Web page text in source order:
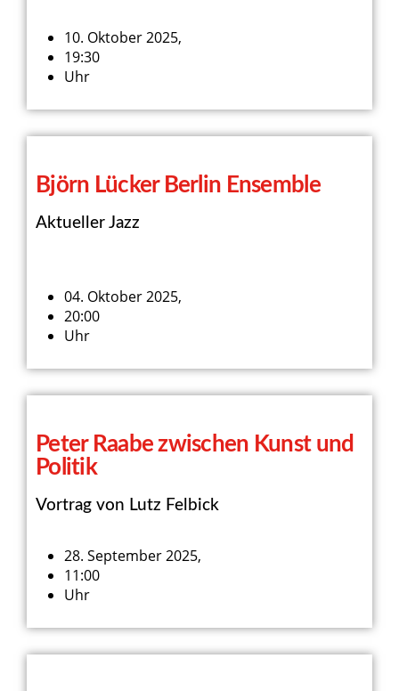
10. Oktober 2025,
19:30
Uhr
Björn Lücker Berlin Ensemble
Aktueller Jazz
04. Oktober 2025,
20:00
Uhr
Peter Raabe zwischen Kunst und
Politik
Vortrag von Lutz Felbick
28. September 2025,
11:00
Uhr